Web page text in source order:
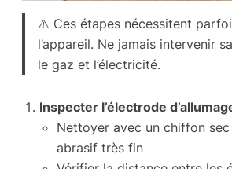
⚠️ Ces étapes nécessitent
l’appareil. Ne jamais intervenir
le gaz et l’électricité.
Inspecter l’électrode
Nettoyer avec un chiffon
abrasif très fin